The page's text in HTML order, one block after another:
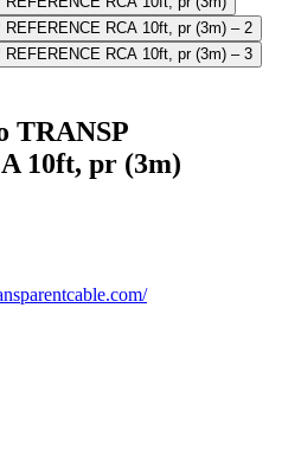
TRANSP
10ft, pr (3m)